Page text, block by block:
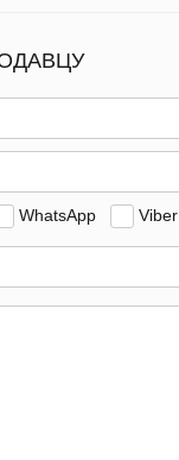
WhatsApp Viber